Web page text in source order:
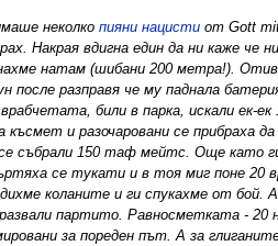
неколко пияни нацистиот Gott mit
Накрая вдигна един да ни каже че
натам (шибани 200 метра!).
разправя че му паднала
били в парка, искали ек-ек
и разочаровани се прибраха
събрали 150 таф мейтс. Още като
се тукати и в тоя миг поне 20
коланите и ги спукахме от бой.
партито. Равносметката - 20
за пореден път. А за